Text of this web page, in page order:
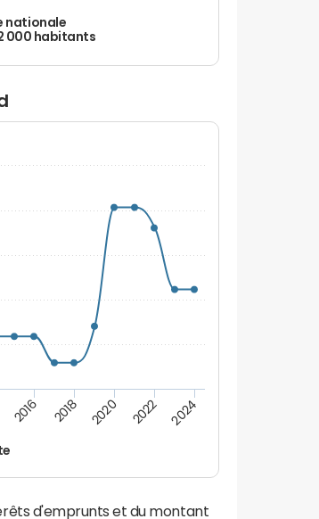
nationale
000 habitants
2016 2018 2020 2022 2024
d'emprunts et du montant